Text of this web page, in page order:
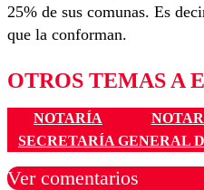
25% de sus comunas. Es
que la conforman.
OTROS TEMAS A
NOTARÍA
SECRETARÍA GENERAL
Ver comentarios